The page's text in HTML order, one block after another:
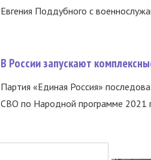
Евгения Поддубного с
В России запускают
Партия «Единая Россия»
СВО по Народной программе 2021